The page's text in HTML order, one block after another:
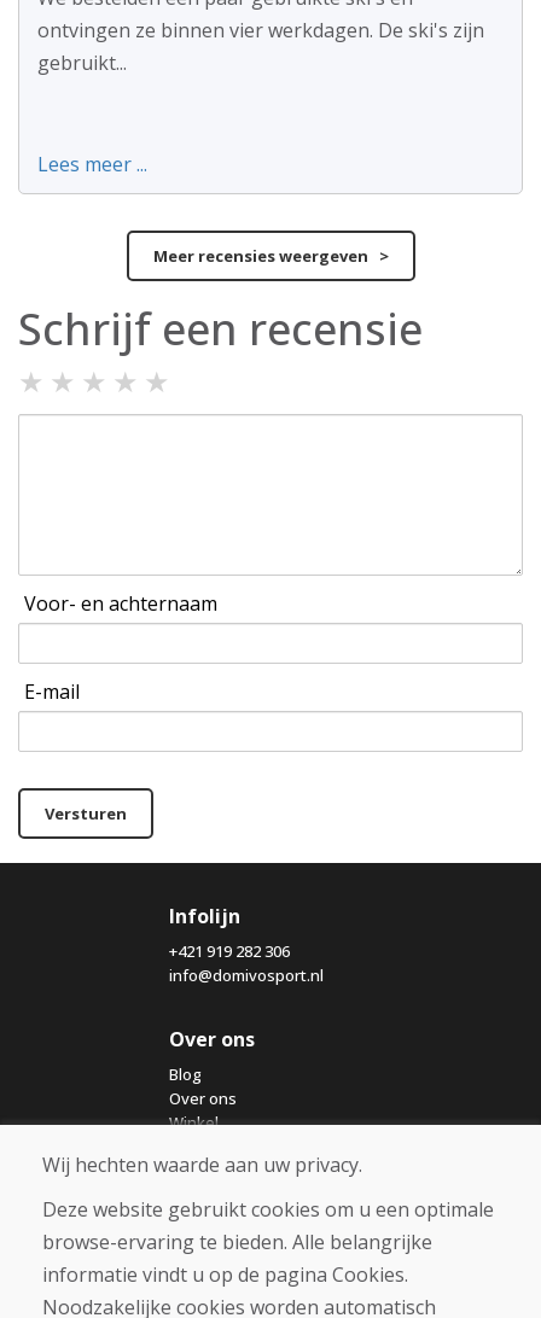
ontvingen ze binnen vier werkdagen. De ski's zijn
gebruikt...
Lees meer ...
Meer recensies weergeven >
Schrijf een recensie
★ ★ ★ ★ ★
Voor- en achternaam
E-mail
Versturen
Infolijn
+421 919 282 306
info@domivosport.nl
Over ons
Blog
Over ons
Winkel
Aankoop
Eshop
Algemene voorwaarden
Vervoer
Wij hechten waarde aan uw privacy.
Deze website gebruikt cookies om u een optimale
browse-ervaring te bieden. Alle belangrijke
informatie vindt u op de pagina Cookies.
Noodzakelijke cookies worden automatisch